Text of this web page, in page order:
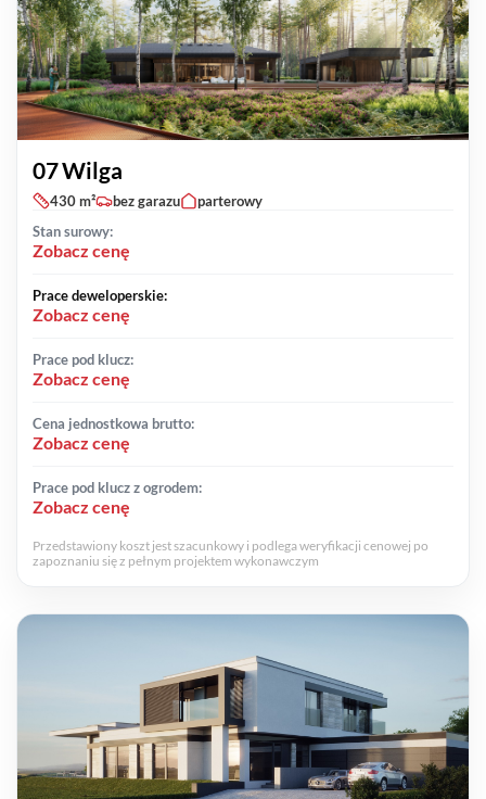
07 Wilga
430 m² bez garazu
parterowy
Stan surowy:
Zobacz cenę
Prace deweloperskie:
Zobacz cenę
Prace pod klucz:
Zobacz cenę
Cena jednostkowa brutto:
Zobacz cenę
Prace pod klucz z ogrodem:
Zobacz cenę
Przedstawiony koszt jest szacunkowy i podlega weryfikacji cenowej po
zapoznaniu się z pełnym projektem wykonawczym